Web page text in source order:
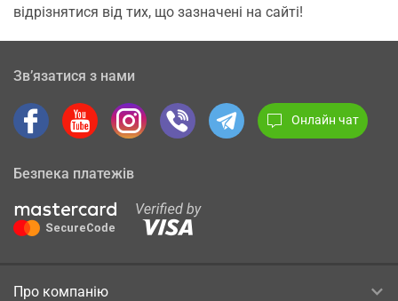
відрізнятися від тих, що зазначені на сайті!
Зв’язатися з нами
Онлайн чат
Безпека платежів
Про компанію